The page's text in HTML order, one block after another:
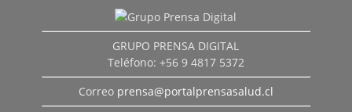
GRUPO PRENSA DIGITAL
Teléfono: +56 9 4817 5372
Correo prensa@portalprensasalud.cl